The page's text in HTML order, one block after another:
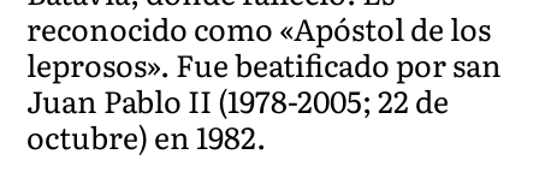
reconocido como «Apóstol de los
leprosos». Fue beatificado por san
Juan Pablo II (1978-2005; 22 de
octubre) en 1982.